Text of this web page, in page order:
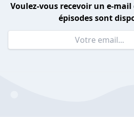
Voulez-vous recevoir un e-
épisodes sont